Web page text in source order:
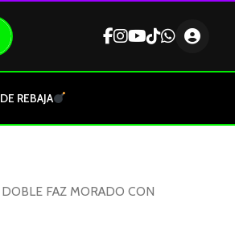
REBAJA
FAZ MORADO CON